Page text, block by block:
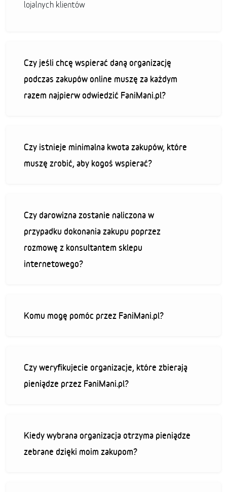
lojalnych klientów
Czy jeśli chcę wspierać daną organizację
podczas zakupów online muszę za każdym
razem najpierw odwiedzić FaniMani.pl?
Czy istnieje minimalna kwota zakupów, które
muszę zrobić, aby kogoś wspierać?
Czy darowizna zostanie naliczona w
przypadku dokonania zakupu poprzez
rozmowę z konsultantem sklepu
internetowego?
Komu mogę pomóc przez FaniMani.pl?
Czy weryfikujecie organizacje, które zbierają
pieniądze przez FaniMani.pl?
Kiedy wybrana organizacja otrzyma pieniądze
zebrane dzięki moim zakupom?